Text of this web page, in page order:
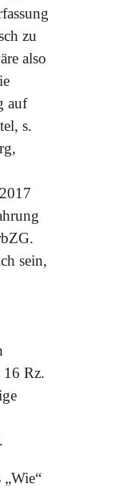
zu
also
auf
s.
sein,
Rz.